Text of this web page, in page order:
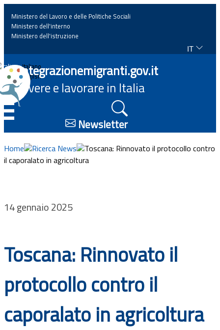
Home
News
Approfondimenti
Eventi
Progetti
Bandi
Guide
Ministero del Lavoro e delle Politiche Sociali
Ministero dell'interno
Ministero dell'istruzione
IT
Italiano
English
Integrazionemigranti.gov.it
Vivere e lavorare in Italia
Newsletter
Home Ricerca News
Toscana: Rinnovato il protocollo contro
il caporalato in agricoltura
14 gennaio 2025
Toscana: Rinnovato il
protocollo contro il
caporalato in agricoltura